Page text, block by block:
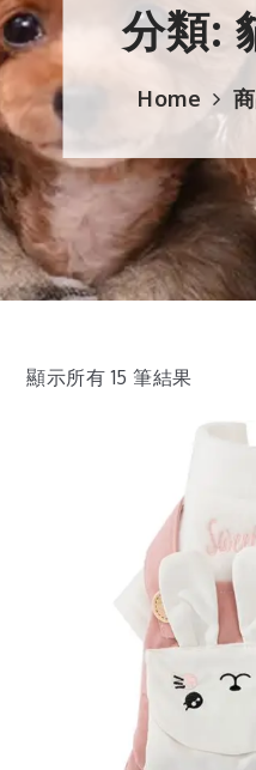
分類:
Home
顯示所有 15 筆結果